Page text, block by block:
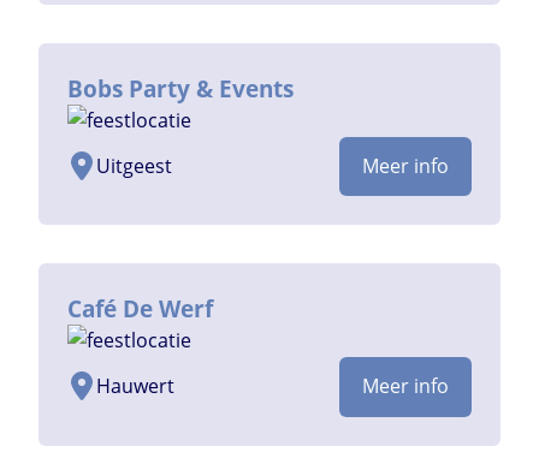
Bobs Party & Events
Uitgeest Meer info
Café De Werf
Hauwert Meer info